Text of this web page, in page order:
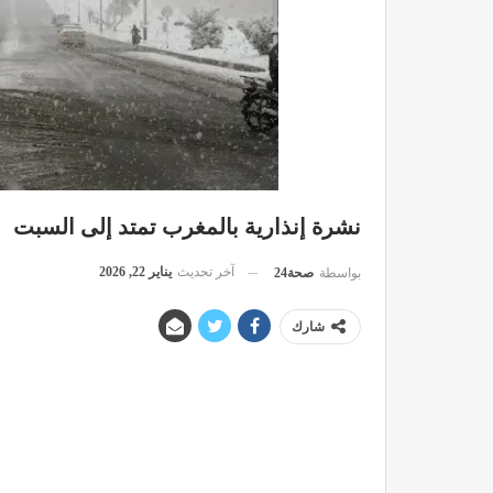
نشرة إنذارية بالمغرب تمتد إلى السبت
بواسطة صحة24 آخر تحديث يناير 22, 2026
شارك